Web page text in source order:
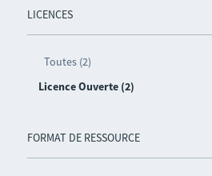
LICENCES
Toutes (2)
Licence Ouverte (2)
FORMAT DE RESSOURCE